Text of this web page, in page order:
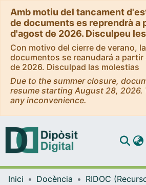
Amb motiu del tancament
de documents es reprendrà a
d'agost de 2026. Disculpeu
Con motivo del cierre de verano,
documentos se reanudará a
de 2026. Disculpad las molestias
Due to the summer closure,
resume starting August 28, 2026.
any inconvenience.
Navega
Inici Docència